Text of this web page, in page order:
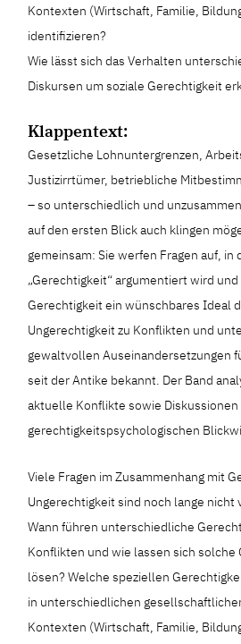
Kontexten (Wirtschaft, Familie,
identifizieren?
Wie lässt sich das Verhalten
Diskursen um soziale Gerechtigkeit
Klappentext:
Gesetzliche Lohnuntergrenzen,
Justizirrtümer, betriebliche
– so unterschiedlich und
auf den ersten Blick auch klingen
gemeinsam: Sie werfen Fragen auf, in
„Gerechtigkeit“ argumentiert wird
Gerechtigkeit ein wünschbares Ideal
Ungerechtigkeit zu Konflikten und
gewaltvollen Auseinandersetzungen
seit der Antike bekannt. Der Band
aktuelle Konflikte sowie Diskussionen
gerechtigkeitspsychologischen
Viele Fragen im Zusammenhang mit
Ungerechtigkeit sind noch lange nicht
Wann führen unterschiedliche
Konflikten und wie lassen sich
lösen? Welche speziellen
in unterschiedlichen
Kontexten (Wirtschaft, Familie,